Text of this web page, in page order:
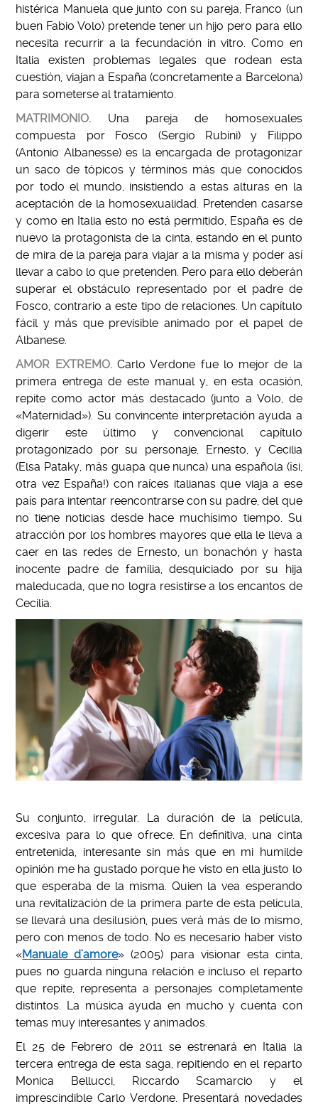
histérica Manuela que junto con su pareja, Franco (un
buen Fabio Volo) pretende tener un hijo pero para ello
necesita recurrir a la fecundación in vitro. Como en
Italia existen problemas legales que rodean esta
cuestión, viajan a España (concretamente a Barcelona)
para someterse al tratamiento.
MATRIMONIO. Una pareja de homosexuales
compuesta por Fosco (Sergio Rubini) y Filippo
(Antonio Albanesse) es la encargada de protagonizar
un saco de tópicos y términos más que conocidos
por todo el mundo, insistiendo a estas alturas en la
aceptación de la homosexualidad. Pretenden casarse
y como en Italia esto no está permitido, España es de
nuevo la protagonista de la cinta, estando en el punto
de mira de la pareja para viajar a la misma y poder así
llevar a cabo lo que pretenden. Pero para ello deberán
superar el obstáculo representado por el padre de
Fosco, contrario a este tipo de relaciones. Un capítulo
fácil y más que previsible animado por el papel de
Albanese.
AMOR EXTREMO.Carlo Verdone fue lo mejor de la
primera entrega de este manual y, en esta ocasión,
repite como actor más destacado (junto a Volo, de
«Maternidad»). Su convincente interpretación ayuda a
digerir este último y convencional capítulo
protagonizado por su personaje, Ernesto, y Cecilia
(Elsa Pataky, más guapa que nunca) una española (¡si,
otra vez España!) con raíces italianas que viaja a ese
país para intentar reencontrarse con su padre, del que
no tiene noticias desde hace muchísimo tiempo. Su
atracción por los hombres mayores que ella le lleva a
caer en las redes de Ernesto, un bonachón y hasta
inocente padre de familia, desquiciado por su hija
maleducada, que no logra resistirse a los encantos de
Cecilia.
Su conjunto, irregular. La duración de la película,
excesiva para lo que ofrece. En definitiva, una cinta
entretenida, interesante sin más que en mi humilde
opinión me ha gustado porque he visto en ella justo lo
que esperaba de la misma. Quien la vea esperando
una revitalización de la primera parte de esta película,
se llevará una desilusión, pues verá más de lo mismo,
pero con menos de todo. No es necesario haber visto
«Manuale d’amore» (2005) para visionar esta cinta,
pues no guarda ninguna relación e incluso el reparto
que repite, representa a personajes completamente
distintos. La música ayuda en mucho y cuenta con
temas muy interesantes y animados.
El 25 de Febrero de 2011 se estrenará en Italia la
tercera entrega de esta saga, repitiendo en el reparto
Monica Bellucci, Riccardo Scamarcio y el
imprescindible Carlo Verdone. Presentará novedades